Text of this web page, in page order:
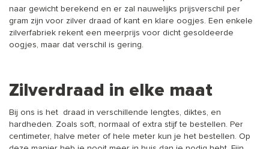
naar gewicht berekend en er zal nauwelijks prijsverschil per
gram zijn voor zilver draad of kant en klare oogjes. Een enkele
zilverfabriek rekent een meerprijs voor dicht gesoldeerde
oogjes, maar dat verschil is gering.
Zilverdraad in elke maat
Bij ons is het draad in verschillende lengtes, diktes, en
hardheden. Zoals soft, normaal of extra stijf te bestellen. Per
centimeter, halve meter of hele meter kun je het bestellen. Op